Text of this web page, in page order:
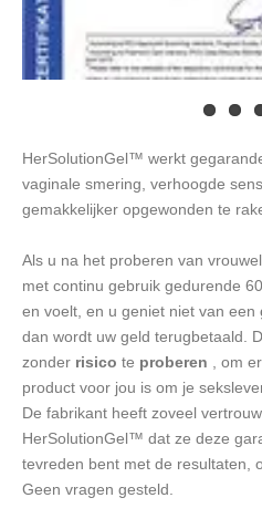
HerSolutionGel™ werkt
vaginale smering, verhoogde
gemakkelijker opgewonden te
Als u na het proberen van
met continu gebruik gedurende
en voelt, en u geniet niet van een
dan wordt uw geld terugbetaald.
zonder risico te proberen , om
product voor jou is om je
De fabrikant heeft zoveel
HerSolutionGel™ dat ze deze
tevreden bent met de resultaten,
Geen vragen gesteld.